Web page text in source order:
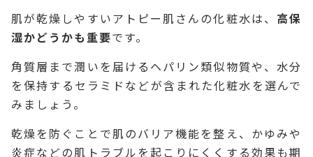
肌が乾燥しやすいアトピー肌さんの化粧水は、 高保
湿かどうかも重要です。
角質層まで潤いを届けるヘパリン類似物質や、水分
を保持するセラミドなどが含まれた化粧水を選んで
みましょう。
乾燥を防ぐことで肌のバリア機能を整え、かゆみや
炎症などの肌トラブルを起こりにくくする効果も期